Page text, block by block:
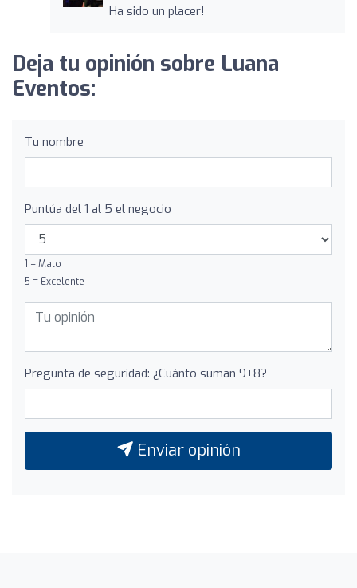
Ha sido un placer!
Deja tu opinión sobre Luana
Eventos:
Tu nombre
Puntúa del 1 al 5 el negocio
1 = Malo
5 = Excelente
Pregunta de seguridad: ¿Cuánto suman 9+8?
Enviar opinión